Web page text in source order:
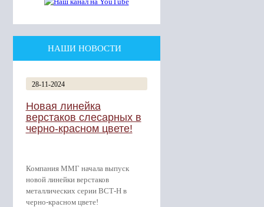
НАШИ НОВОСТИ
28-11-2024
Новая линейка
верстаков слесарных в
черно-красном цвете!
Компания ММГ начала выпуск
новой линейки верстаков
металлических серии ВСТ-Н в
черно-красном цвете!